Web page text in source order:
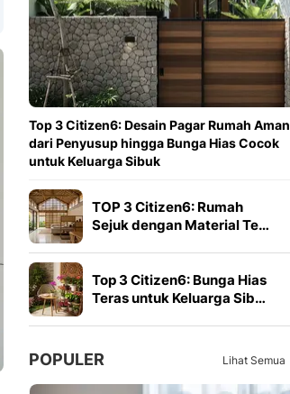
Top 3 Citizen6: Desain Pagar Rumah Aman
dari Penyusup hingga Bunga Hias Cocok
untuk Keluarga Sibuk
TOP 3 Citizen6: Rumah
Sejuk dengan Material Te…
Top 3 Citizen6: Bunga Hias
Teras untuk Keluarga Sib…
POPULER Lihat Semua